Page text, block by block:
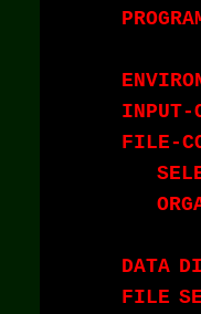
INPUT-
FILE-
DATA
FILE